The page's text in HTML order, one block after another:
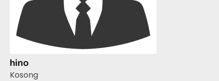
hino
Kosong